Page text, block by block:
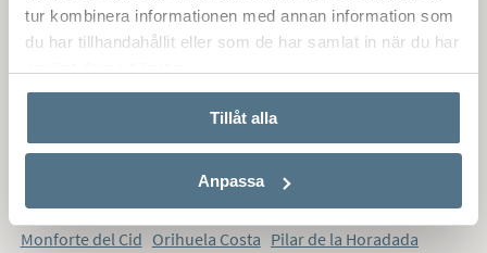
tur kombinera informationen med annan information som
du har tillhandahållit eller som de har samlat in när du har
Tillåt alla
Anpassa
Where do you want to live?
For sale in Spain Alicante
Areas in Alicante
Alicante Elche Gran Alacant Marina Baixa
Monforte del Cid Orihuela Costa Pilar de la Horadada